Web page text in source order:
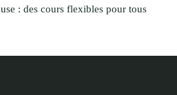
: des cours flexibles pour tous